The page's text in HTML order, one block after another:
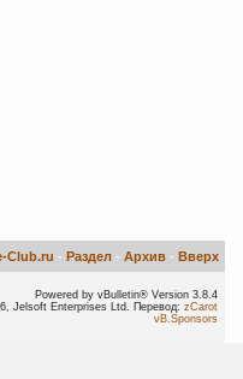
Club.ru - Раздел - Архив - Вверх
Powered by vBulletin® Version 3.8.4
Jelsoft Enterprises Ltd. Перевод: zCarot
vB.Sponsors